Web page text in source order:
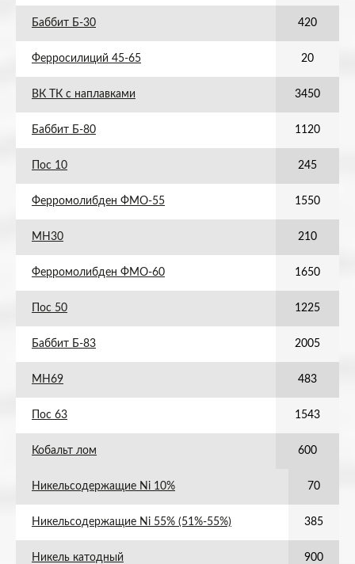
Баббит Б-30 420
Ферросилиций 45-65 20
ВК ТК с наплавками 3450
Баббит Б-80 1120
Пос 10 245
Ферромолибден ФМО-55 1550
МН30 210
Ферромолибден ФМО-60 1650
Пос 50 1225
Баббит Б-83 2005
МН69 483
Пос 63 1543
Кобальт лом 600
Никельсодержащие Ni 10% 70
Никельсодержащие Ni 55% (51%-55%) 385
Никель катодный 900